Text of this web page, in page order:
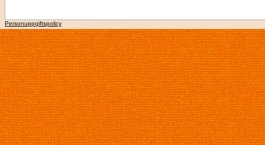
Personuppgiftspolicy